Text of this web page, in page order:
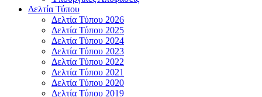
Δελτία Τύπου
Δελτία Τύπου 2026
Δελτία Τύπου 2025
Δελτία Τύπου 2024
Δελτία Τύπου 2023
Δελτία Τύπου 2022
Δελτία Τύπου 2021
Δελτία Τύπου 2020
Δελτία Τύπου 2019